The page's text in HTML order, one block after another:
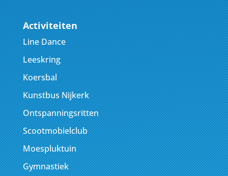
Activiteiten
Line Dance
Leeskring
Koersbal
Kunstbus Nijkerk
Ontspanningsritten
Scootmobielclub
Moespluktuin
Gymnastiek